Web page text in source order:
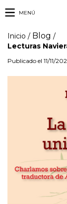
MENÚ
Inicio / Blog /
Lecturas
Publicado el 11/11/